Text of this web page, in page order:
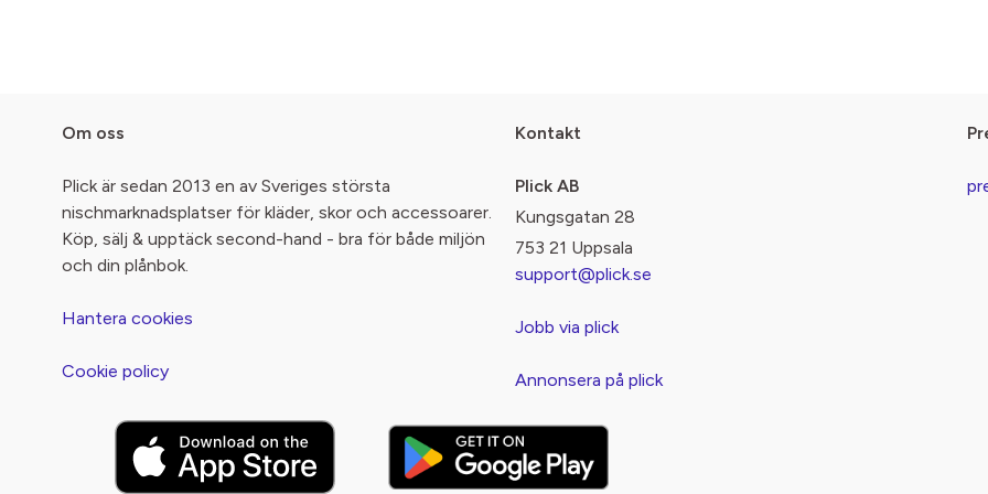
Om oss
Plick är sedan 2013 en av Sveriges största
nischmarknadsplatser för kläder, skor och accessoarer.
Köp, sälj & upptäck second-hand - bra för både miljön
och din plånbok.
Hantera cookies
Cookie policy
Kontakt
Plick AB
Kungsgatan 28
753 21 Uppsala
support@plick.se
Jobb via plick
Annonsera på plick